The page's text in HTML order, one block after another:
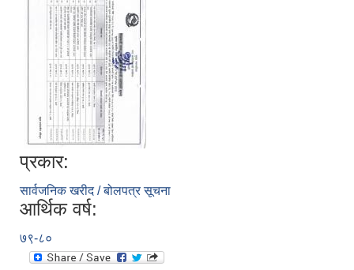
प्रकार:
सार्वजनिक खरीद / बोलपत्र सूचना
आर्थिक वर्ष:
७९-८०